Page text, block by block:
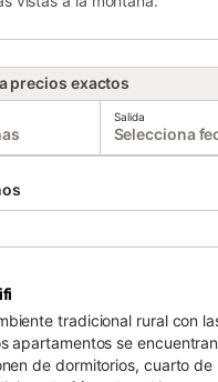
precios exactos
Salida
Selecciona
tradicional rural con
apartamentos se
de dormitorios, cuarto de